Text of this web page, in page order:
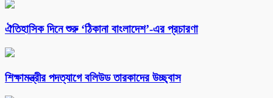
ঐতিহাসিক দিনে শুরু ‘ঠিকানা বাংলাদেশ’-এর প্রচারণা
শিক্ষামন্ত্রীর পদত্যাগে বলিউড তারকাদের উচ্ছ্বাস